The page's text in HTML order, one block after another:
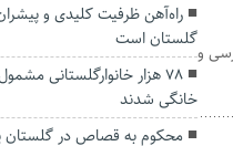
شهرستان بازرسی و
راه‌آهن ظرفیت کلیدی و
گلستان است
۷۸ هزار خانوارگلستانی
خانگی شدند